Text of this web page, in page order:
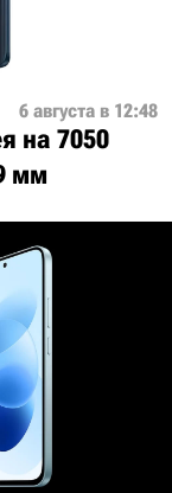
6 августа в 12:48
на 7050
мм